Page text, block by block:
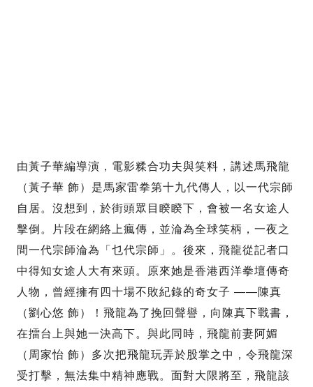
由黃子華編導演，電影糅合功夫與笑料，講述馬飛龍
（黃子華 飾）是馬家雷拳第十九代傳人，以一代宗師
自居。沒想到，於街頭眾目睽睽下，會被一名女途人
擊倒。片段在網絡上瘋傳，並淪為全球笑柄，一夜之
間一代宗師淪為「乜代宗師」。後來，飛龍從記者口
中得知女途人大有來頭。原來她是香港西洋拳壇傳奇
人物，曾經擁有四十場不敗紀錄的奇女子 ——陳真
（劉心悠 飾）！飛龍為了挽回聲譽，向陳真下戰書，
在擂台上與她一決高下。與此同時，飛龍前妻阿媚
（周家怡 飾）多次把飛龍玩弄於股掌之中，令飛龍深
受打擊，無法集中精神應戰。面對大限將至，飛龍該